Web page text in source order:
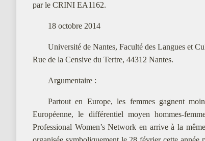
par le CRINI EA1162.
18 octobre 2014
Université de Nantes, Faculté des Langues et
Rue de la Censive du Tertre, 44312 Nantes.
Argumentaire :
Partout en Europe, les femmes gagnent
Européenne, le différentiel moyen hommes-
Professional Women’s Network en arrive à la